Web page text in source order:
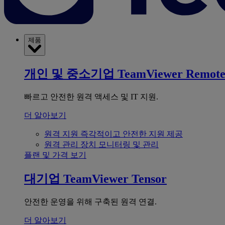
제품
개인 및 중소기업 TeamViewer Remote
빠르고 안전한 원격 액세스 및 IT 지원.
더 알아보기
원격 지원 즉각적이고 안전한 지원 제공
원격 관리 장치 모니터링 및 관리
플랜 및 가격 보기
대기업 TeamViewer Tensor
안전한 운영을 위해 구축된 원격 연결.
더 알아보기